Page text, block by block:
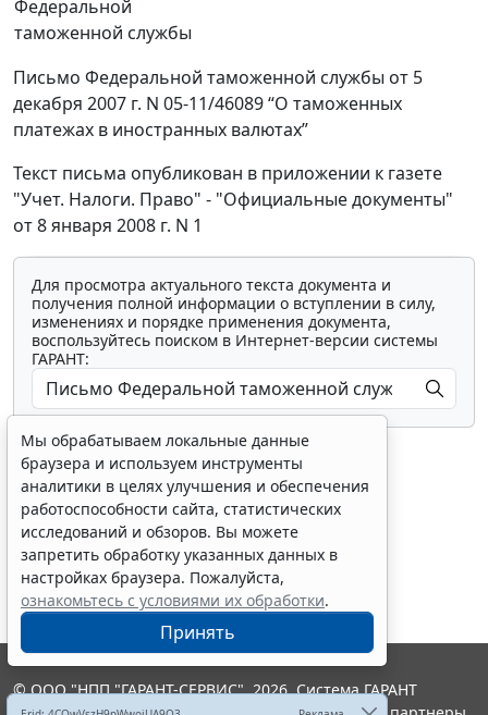
Федеральной
таможенной службы
Письмо Федеральной таможенной службы от 5
декабря 2007 г. N 05-11/46089 “О таможенных
платежах в иностранных валютах”
Текст письма опубликован в приложении к газете
"Учет. Налоги. Право" - "Официальные документы"
от 8 января 2008 г. N 1
Для просмотра актуального текста документа и
получения полной информации о вступлении в силу,
изменениях и порядке применения документа,
воспользуйтесь поиском в Интернет-версии системы
ГАРАНТ:
Показать все материалы
Мы обрабатываем локальные данные
браузера и используем инструменты
аналитики в целях улучшения и обеспечения
работоспособности сайта, статистических
исследований и обзоров. Вы можете
запретить обработку указанных данных в
настройках браузера. Пожалуйста,
ознакомьтесь с условиями их обработки.
Принять
© ООО "НПП "ГАРАНТ-СЕРВИС", 2026. Система ГАРАНТ